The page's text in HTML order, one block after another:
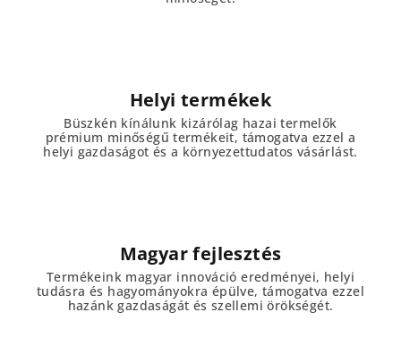
Helyi termékek
Büszkén kínálunk kizárólag hazai termelők
prémium minőségű termékeit, támogatva ezzel a
helyi gazdaságot és a környezettudatos vásárlást.
Magyar fejlesztés
Termékeink magyar innováció eredményei, helyi
tudásra és hagyományokra épülve, támogatva ezzel
hazánk gazdaságát és szellemi örökségét.